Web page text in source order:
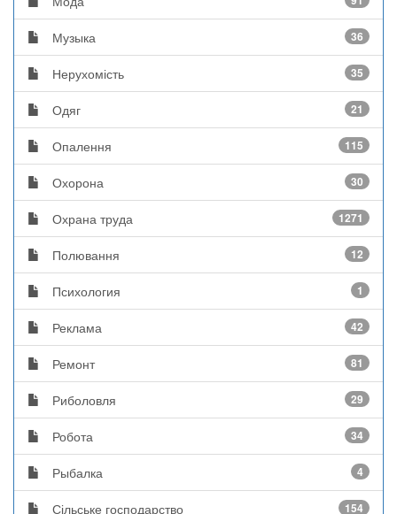
Музыка 36
Нерухомість 35
Одяг 21
Опалення 115
Охорона 30
Охрана труда 1271
Полювання 12
Психология 1
Реклама 42
Ремонт 81
Риболовля 29
Робота 34
Рыбалка 4
Сільське господарство 154